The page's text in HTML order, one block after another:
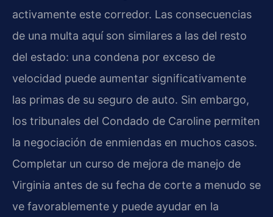
activamente este corredor. Las consecuencias
de una multa aquí son similares a las del resto
del estado: una condena por exceso de
velocidad puede aumentar significativamente
las primas de su seguro de auto. Sin embargo,
los tribunales del Condado de Caroline permiten
la negociación de enmiendas en muchos casos.
Completar un curso de mejora de manejo de
Virginia antes de su fecha de corte a menudo se
ve favorablemente y puede ayudar en la